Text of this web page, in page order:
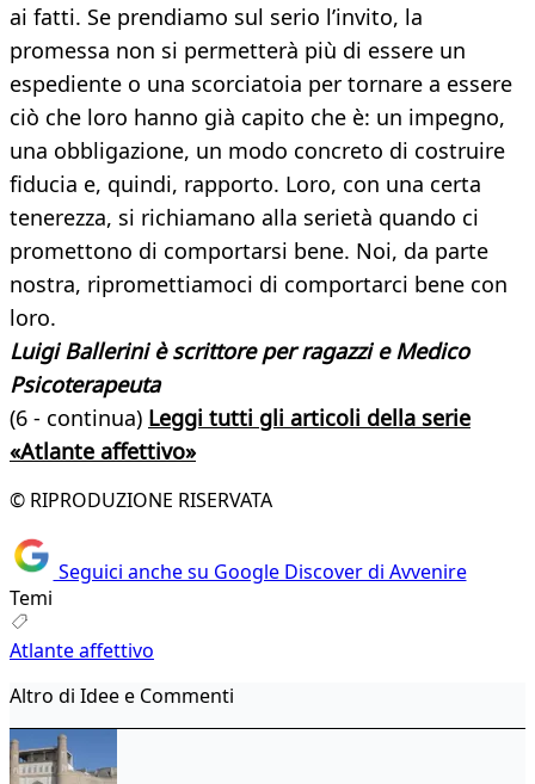
ai fatti. Se prendiamo sul serio l’invito, la
promessa non si permetterà più di essere un
espediente o una scorciatoia per tornare a essere
ciò che loro hanno già capito che è: un impegno,
una obbligazione, un modo concreto di costruire
fiducia e, quindi, rapporto. Loro, con una certa
tenerezza, si richiamano alla serietà quando ci
promettono di comportarsi bene. Noi, da parte
nostra, ripromettiamoci di comportarci bene con
loro.
Luigi Ballerini è scrittore per ragazzi e Medico
Psicoterapeuta
(6 - continua) Leggi tutti gli articoli della serie
«Atlante affettivo»
© RIPRODUZIONE RISERVATA
Seguici anche su Google Discover di Avvenire
Temi
Atlante affettivo
Altro di Idee e Commenti